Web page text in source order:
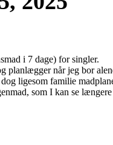
i 7 dage) for singler.
planlægger når jeg bor
ligesom familie
som I kan se længere